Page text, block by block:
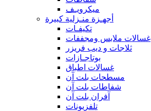
ميكرويـف
أجهـزة منـزلية كبيرة
تكيفـات
غسالات ملابس ومجففات
ثلاجات و ديب فريزر
بوتاجـازات
غسالات اطباق
مسطحات بلت آن
شفاطات بلت آن
آفران بلت آن
تلفزيونات